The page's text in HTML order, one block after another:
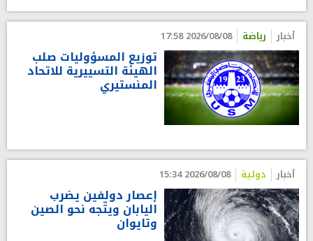
أخبار رياضة 2026/08/08 17:58
توزيع المسؤوليات صلب
الهيئة التسييرية للاتحاد
المنستيري
أخبار دولية 2026/08/08 15:34
إعصار دولفين يضرب
اليابان ويتّجه نحو الصين
وتايوان